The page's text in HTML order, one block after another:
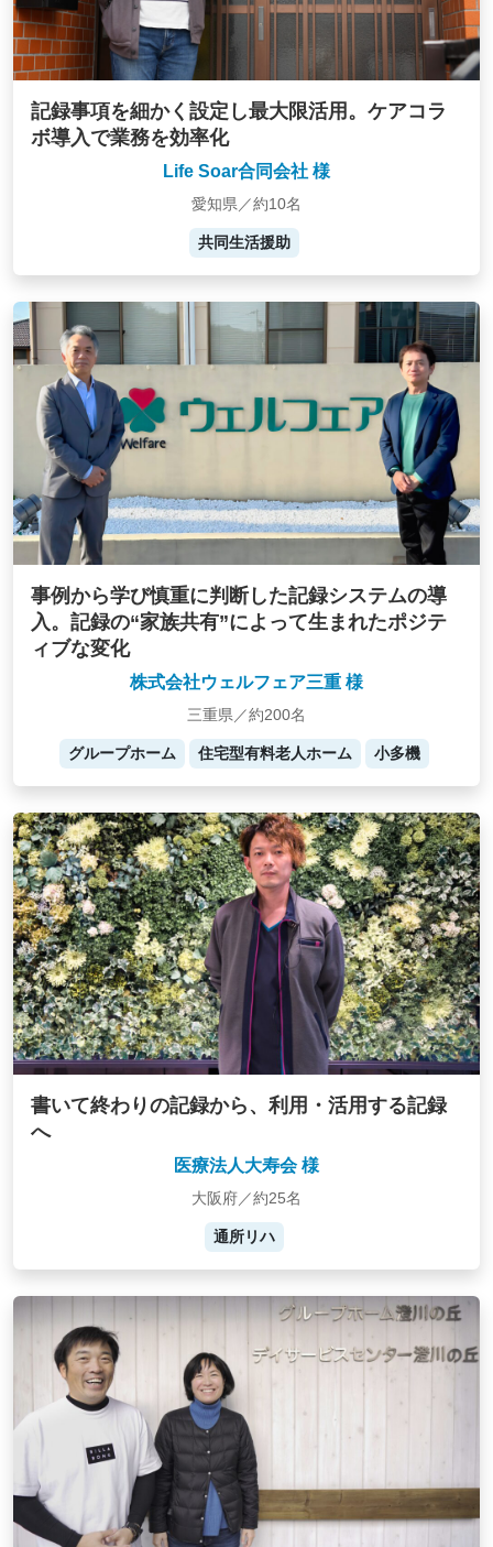
記録事項を細かく設定し最大限活用。ケアコラ
ボ導入で業務を効率化
Life Soar合同会社 様
愛知県／約10名
共同生活援助
事例から学び慎重に判断した記録システムの導
入。記録の“家族共有”によって生まれたポジテ
ィブな変化
株式会社ウェルフェア三重 様
三重県／約200名
グループホーム 住宅型有料老人ホーム 小多機
書いて終わりの記録から、利用・活用する記録
へ
医療法人大寿会 様
大阪府／約25名
通所リハ